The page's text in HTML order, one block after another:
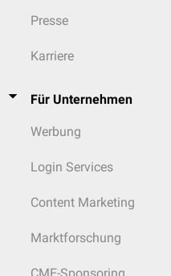
Presse
Karriere
Für Unternehmen
Werbung
Login Services
Content Marketing
Marktforschung